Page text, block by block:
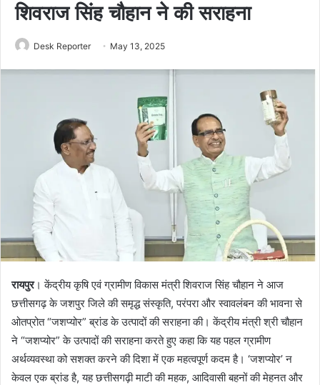
शिवराज सिंह चौहान ने की सराहना
Desk Reporter May 13, 2025
रायपुर। केंद्रीय कृषि एवं ग्रामीण विकास मंत्री शिवराज सिंह चौहान ने आज
छत्तीसगढ़ के जशपुर जिले की समृद्ध संस्कृति, परंपरा और स्वावलंबन की भावना से
ओतप्रोत “जशप्योर” ब्रांड के उत्पादों की सराहना की। केंद्रीय मंत्री श्री चौहान
ने “जशप्योर” के उत्पादों की सराहना करते हुए कहा कि यह पहल ग्रामीण
अर्थव्यवस्था को सशक्त करने की दिशा में एक महत्वपूर्ण कदम है। ‘जशप्योर’ न
केवल एक ब्रांड है, यह छत्तीसगढ़ी माटी की महक, आदिवासी बहनों की मेहनत और